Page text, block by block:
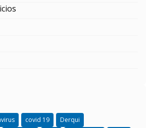
covid 19
Derqui